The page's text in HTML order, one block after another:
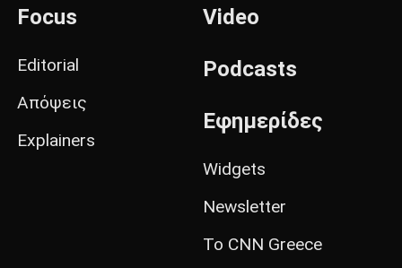
Focus
Editorial
Απόψεις
Explainers
Video
Podcasts
Εφημερίδες
Widgets
Newsletter
Το CNN Greece